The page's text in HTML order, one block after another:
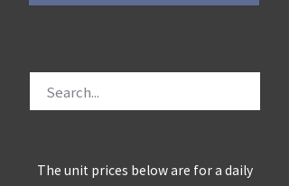
The unit prices below are for a daily